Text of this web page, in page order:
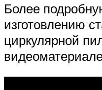
Более
изготовлению
циркулярной